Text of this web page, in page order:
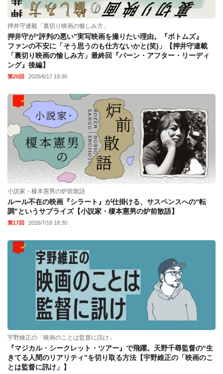
押井守連載「裏切り映画の愉しみ方」
押井守が“評判の悪い”実写映画を撮りたい理由。『ボトムズ』
ファンの不安に「そう思うのも仕方ないかと(笑)」【押井守連載
「裏切り映画の愉しみ方」最終回『バーン・アフター・リーディ
ング』後編】
第20回 2026/6/17 19:30
小説家・榎本憲男の炉前散語
ルール不在の映画『シラート』が仕掛ける、サスペンスへの“転
調”というサプライズ【小説家・榎本憲男の炉前散語】
第17回 2026/7/18 18:30
宇野維正の「映画のことは監督に訊け」
『マジカル・シークレット・ツアー』で飛躍。天野千尋監督の“生
きてる人間のリアリティ”を切り取る方法【宇野維正の「映画のこ
とは監督に訊け」】